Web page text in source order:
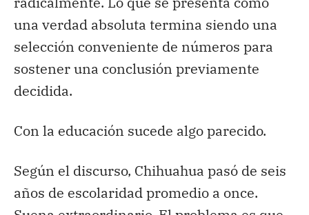
una verdad absoluta termina siendo una
selección conveniente de números para
sostener una conclusión previamente
decidida.
Con la educación sucede algo parecido.
Según el discurso, Chihuahua pasó de seis
años de escolaridad promedio a once.